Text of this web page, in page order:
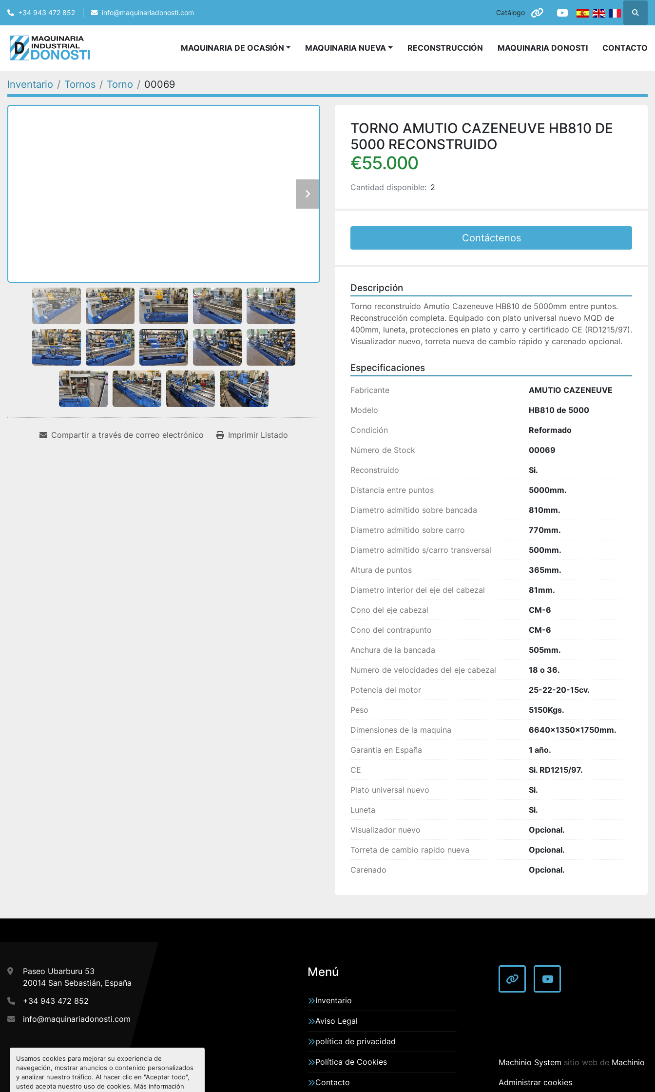
Usamos cookies para mejorar su experiencia de
navegación, mostrar anuncios o contenido personalizados
y analizar nuestro tráfico. Al hacer clic en "Aceptar todo",
usted acepta nuestro uso de cookies. Más información
+34 943 472 852 info@maquinariadonosti.com Catálogo
otheryoutube
MAQUINARIA NUEVA
MAQUINARIA DE OCASIÓN RECONSTRUCCIÓN MAQUINARIA DONOSTI CONTACTO
Inventario Tornos Torno 00069
Compartir a través de correo electrónico Imprimir Listado
TORNO AMUTIO CAZENEUVE HB810 DE
5000 RECONSTRUIDO
€55.000
Cantidad disponible: 2
Contáctenos
Descripción
Torno reconstruido Amutio Cazeneuve HB810 de 5000mm entre puntos.
Reconstrucción completa. Equipado con plato universal nuevo MQD de
400mm, luneta, protecciones en plato y carro y certificado CE (RD1215/97).
Visualizador nuevo, torreta nueva de cambio rápido y carenado opcional.
Especificaciones
Fabricante AMUTIO CAZENEUVE
Modelo HB810 de 5000
Condición Reformado
Número de Stock 00069
Reconstruido Si.
Distancia entre puntos 5000mm.
Diametro admitido sobre bancada 810mm.
Diametro admitido sobre carro 770mm.
Diametro admitido s/carro transversal 500mm.
Altura de puntos 365mm.
Diametro interior del eje del cabezal 81mm.
Cono del eje cabezal CM-6
Cono del contrapunto CM-6
Anchura de la bancada 505mm.
Numero de velocidades del eje cabezal 18 o 36.
Potencia del motor 25-22-20-15cv.
Peso 5150Kgs.
Dimensiones de la maquina 6640x1350x1750mm.
Garantia en España 1 año.
CE Si. RD1215/97.
Plato universal nuevo Si.
Luneta Si.
Visualizador nuevo Opcional.
Torreta de cambio rapido nueva Opcional.
Carenado Opcional.
Paseo Ubarburu 53
20014 San Sebastián, España
+34 943 472 852
info@maquinariadonosti.com
Menú
Inventario
Aviso Legal
política de privacidad
Política de Cookies
Contacto
other youtube
Machinio System sitio web de Machinio
Administrar cookies